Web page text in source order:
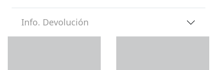
Info. Devolución